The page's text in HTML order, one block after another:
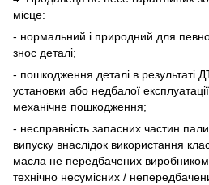
місце:
- нормальний і природний для
знос деталі;
- пошкодження деталі в результаті
установки або недбалої
механічне пошкодження;
- несправність запасних частин
випуску внаслідок використання
масла не передбачених
технічно несумісних /